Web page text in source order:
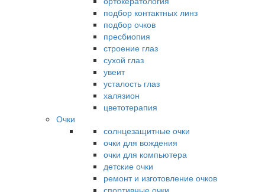
подбор контактных линз
подбор очков
пресбиопия
строение глаз
сухой глаз
увеит
усталость глаз
халязион
цветотерапия
Очки
солнцезащитные очки
очки для вождения
очки для компьютера
детские очки
ремонт и изготовление очков